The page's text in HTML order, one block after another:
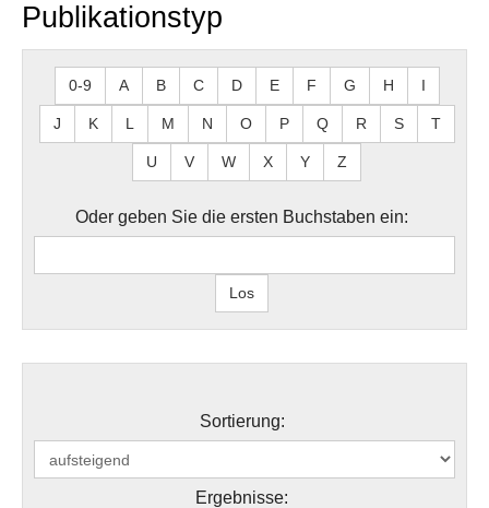
Publikationstyp
0-9 A B C D E F G H I
J K L M N O P Q R S T
U V W X Y Z
Oder geben Sie die ersten Buchstaben ein:
Sortierung:
Ergebnisse: